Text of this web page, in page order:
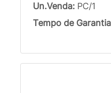
Un.Venda: PC/1
Tempo de